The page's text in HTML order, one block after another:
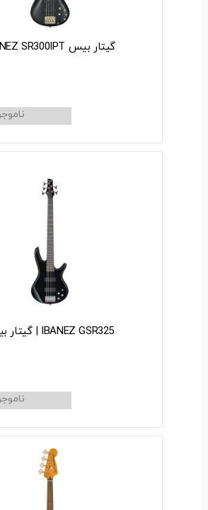
گیتار بیس IBANEZ SR300IPT
IBANEZ GSR325 | گیتار بیس